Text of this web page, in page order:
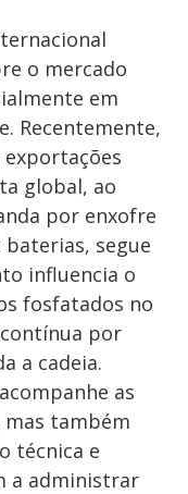
o mercado
em
Recentemente,
global, ao
por enxofre
segue
influencia o
fosfatados no
por
a cadeia.
as
também
técnica e
a administrar